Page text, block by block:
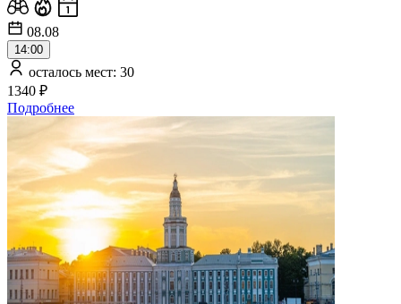
08.08
14:00
осталось мест: 30
1340 ₽
Подробнее